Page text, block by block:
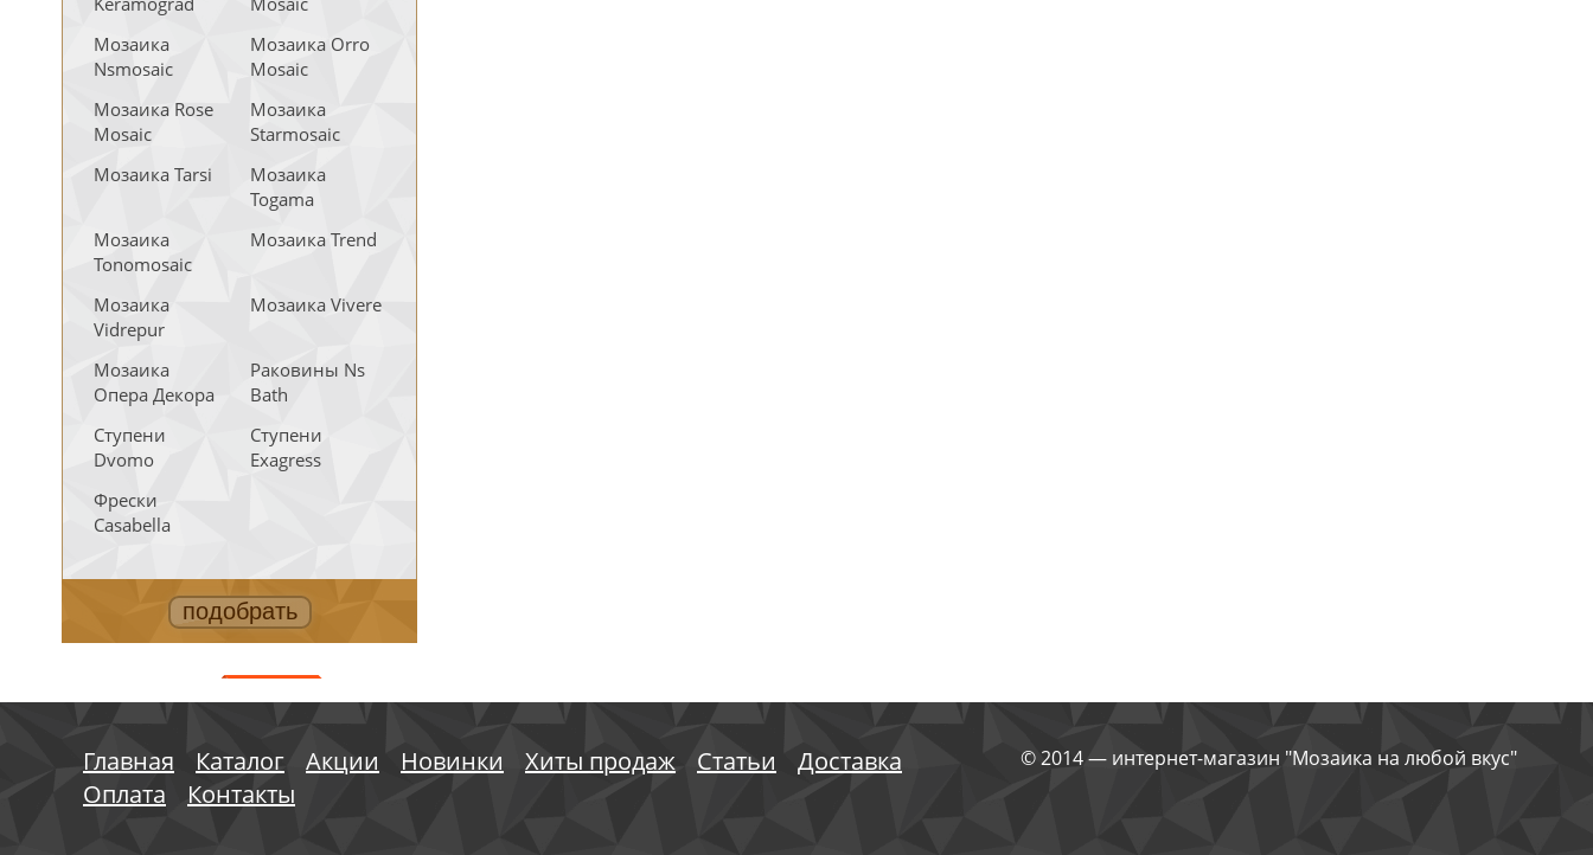
Мозаика
Nsmosaic
Мозаика Orro
Mosaic
Мозаика Rose
Mosaic
Мозаика
Starmosaic
Мозаика Tarsi
Мозаика
Togama
Мозаика
Tonomosaic
Мозаика Trend
Мозаика
Vidrepur
Мозаика Vivere
Мозаика
Опера Декора
Раковины Ns
Bath
Ступени
Dvomo
Ступени
Exagress
Фрески
Casabella
АКЦИИ
Главная Каталог Акции Новинки Хиты продаж Статьи
Доставка
Оплата
Контакты
© 2014 — интернет-магазин "Мозаика на любой вкус"